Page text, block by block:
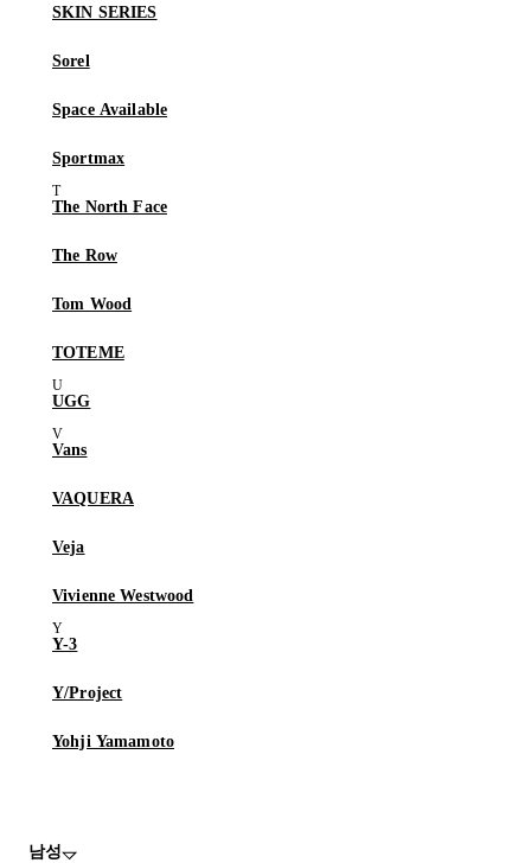
SKIN SERIES
Sorel
Space Available
Sportmax
The North Face
The Row
Tom Wood
TOTEME
UGG
Vans
VAQUERA
Veja
Vivienne Westwood
Y-3
Y/Project
Yohji Yamamoto
남성